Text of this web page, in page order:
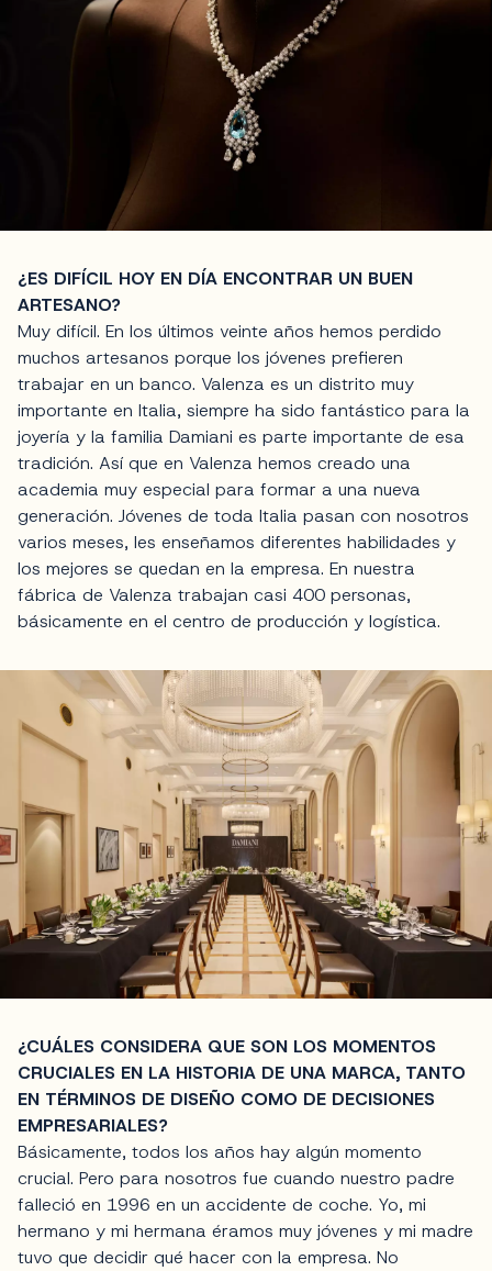
¿ES DIFÍCIL HOY EN DÍA ENCONTRAR UN BUEN
ARTESANO?
Muy difícil. En los últimos veinte años hemos perdido
muchos artesanos porque los jóvenes prefieren
trabajar en un banco. Valenza es un distrito muy
importante en Italia, siempre ha sido fantástico para la
joyería y la familia Damiani es parte importante de esa
tradición. Así que en Valenza hemos creado una
academia muy especial para formar a una nueva
generación. Jóvenes de toda Italia pasan con nosotros
varios meses, les enseñamos diferentes habilidades y
los mejores se quedan en la empresa. En nuestra
fábrica de Valenza trabajan casi 400 personas,
básicamente en el centro de producción y logística.
¿CUÁLES CONSIDERA QUE SON LOS MOMENTOS
CRUCIALES EN LA HISTORIA DE UNA MARCA, TANTO
EN TÉRMINOS DE DISEÑO COMO DE DECISIONES
EMPRESARIALES?
Básicamente, todos los años hay algún momento
crucial. Pero para nosotros fue cuando nuestro padre
falleció en 1996 en un accidente de coche. Yo, mi
hermano y mi hermana éramos muy jóvenes y mi madre
tuvo que decidir qué hacer con la empresa. No